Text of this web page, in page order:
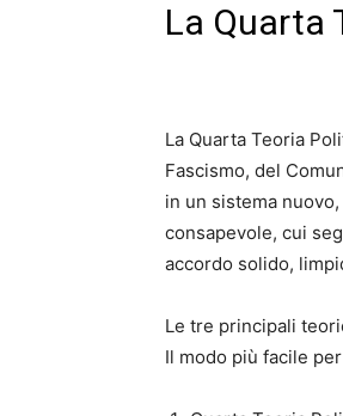
La Quarta
La Quarta Teoria
Fascismo, del
in un sistema
consapevole, cui
accordo solido,
Le tre principali
Il modo più facile